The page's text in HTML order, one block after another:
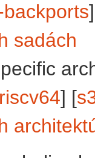
sadách
riscv64] [